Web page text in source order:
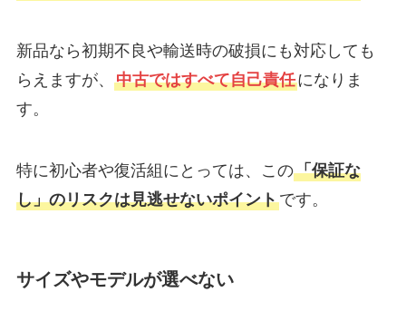
新品なら初期不良や輸送時の破損にも対応しても
らえますが、 中古ではすべて自己責任になりま
す。
特に初心者や復活組にとっては、この「保証な
し」のリスクは見逃せないポイントです。
サイズやモデルが選べない